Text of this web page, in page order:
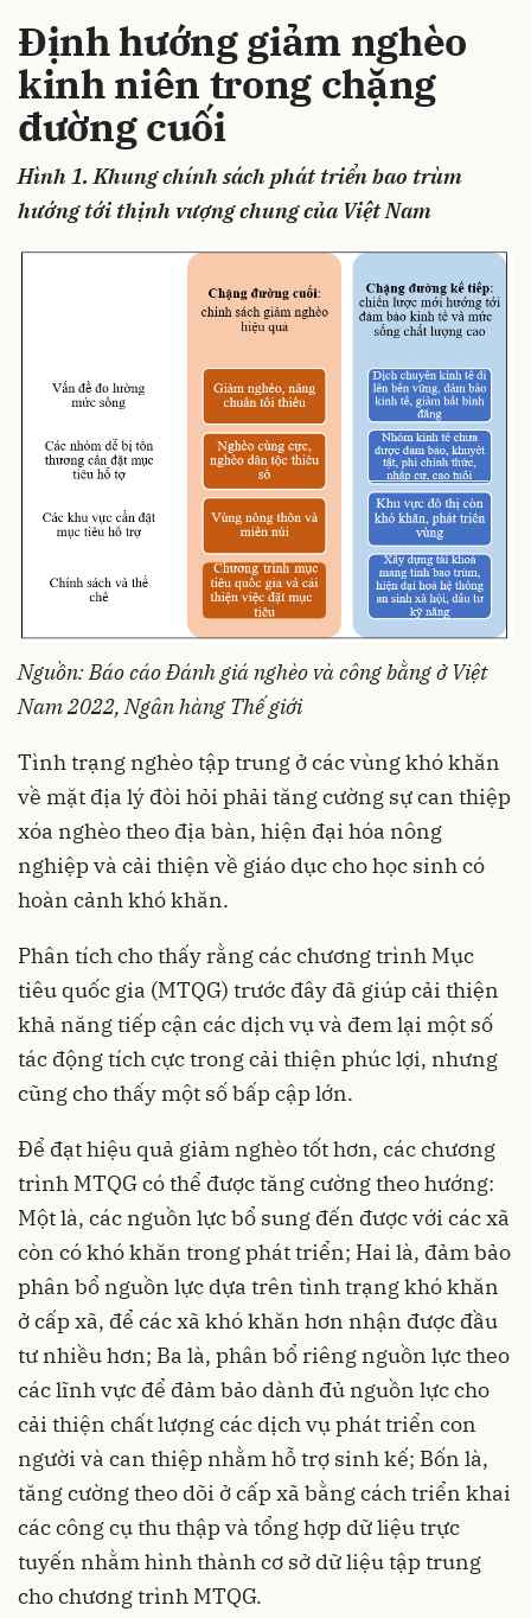
Định hướng giảm nghèo
kinh niên trong chặng
đường cuối
Hình 1. Khung chính sách phát triển bao trùm
hướng tới thịnh vượng chung của Việt Nam
Nguồn: Báo cáo Đánh giá nghèo và công bằng ở Việt
Nam 2022, Ngân hàng Thế giới
Tình trạng nghèo tập trung ở các vùng khó khăn
về mặt địa lý đòi hỏi phải tăng cường sự can thiệp
xóa nghèo theo địa bàn, hiện đại hóa nông
nghiệp và cải thiện về giáo dục cho học sinh có
hoàn cảnh khó khăn.
Phân tích cho thấy rằng các chương trình Mục
tiêu quốc gia (MTQG) trước đây đã giúp cải thiện
khả năng tiếp cận các dịch vụ và đem lại một số
tác động tích cực trong cải thiện phúc lợi, nhưng
cũng cho thấy một số bấp cập lớn.
Để đạt hiệu quả giảm nghèo tốt hơn, các chương
trình MTQG có thể được tăng cường theo hướng:
Một là, các nguồn lực bổ sung đến được với các xã
còn có khó khăn trong phát triển; Hai là, đảm bảo
phân bổ nguồn lực dựa trên tình trạng khó khăn
ở cấp xã, để các xã khó khăn hơn nhận được đầu
tư nhiều hơn; Ba là, phân bổ riêng nguồn lực theo
các lĩnh vực để đảm bảo dành đủ nguồn lực cho
cải thiện chất lượng các dịch vụ phát triển con
người và can thiệp nhằm hỗ trợ sinh kế; Bốn là,
tăng cường theo dõi ở cấp xã bằng cách triển khai
các công cụ thu thập và tổng hợp dữ liệu trực
tuyến nhằm hình thành cơ sở dữ liệu tập trung
cho chương trình MTQG.